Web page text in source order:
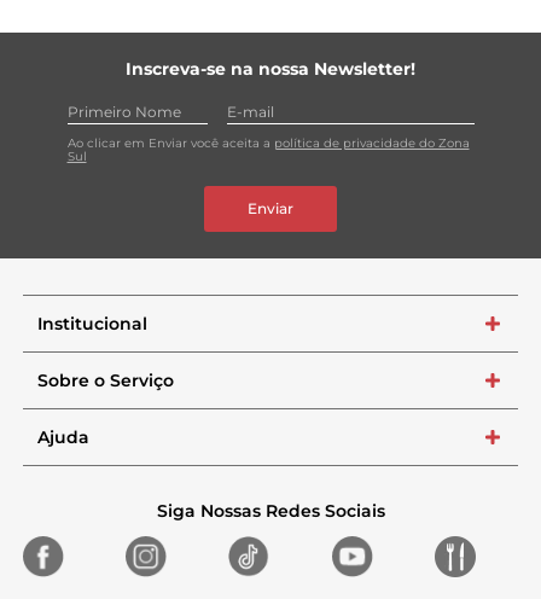
Inscreva-se na nossa Newsletter!
Ao clicar em Enviar você aceita a política de privacidade do Zona
Sul
Enviar
Institucional +
Sobre o Serviço +
Ajuda +
Siga Nossas Redes Sociais